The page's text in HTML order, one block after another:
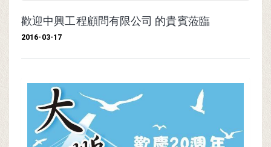
歡迎中興工程顧問有限公司 的貴賓蒞臨
2016-03-17